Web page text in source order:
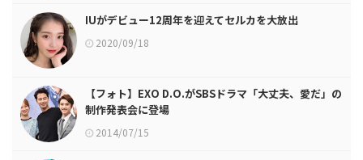
IUがデビュー12周年を迎えてセルカを大放出
2020/09/18
【フォト】EXO D.O.がSBSドラマ「大丈夫、愛だ」の
制作発表会に登場
2014/07/15